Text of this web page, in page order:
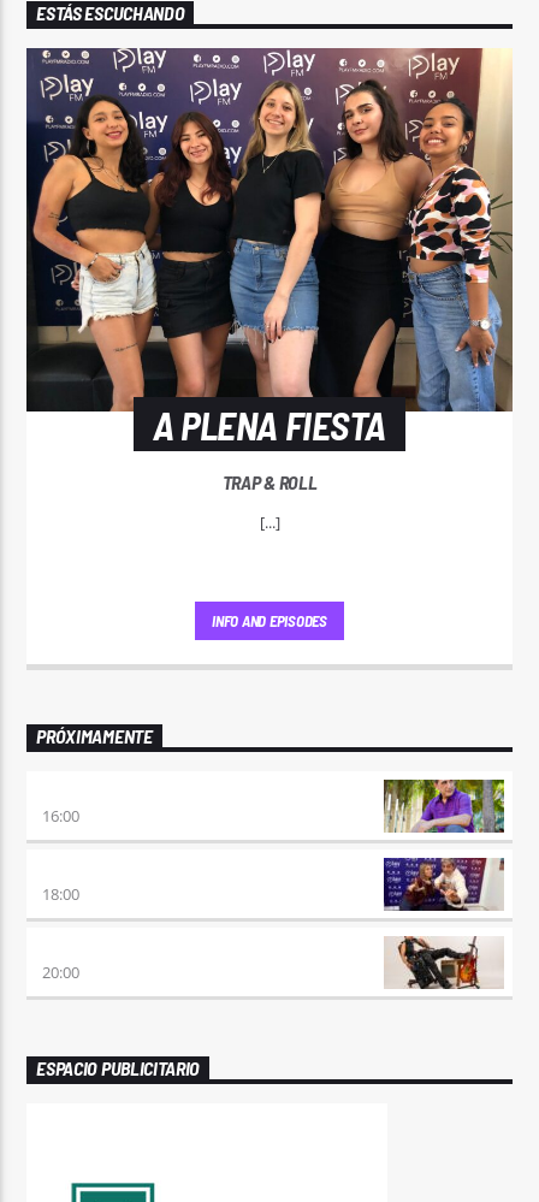
ESTÁS ESCUCHANDO
A PLENA FIESTA
TRAP & ROLL
[...]
INFO AND EPISODES
PRÓXIMAMENTE
16:00
18:00
20:00
ESPACIO PUBLICITARIO